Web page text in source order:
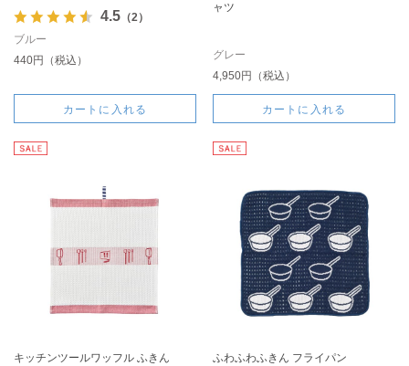
4.5（2）
ブルー
440円（税込）
カートに入れる
ャツ
グレー
4,950円（税込）
カートに入れる
キッチンツールワッフル ふきん ふわふわふきん フライパン